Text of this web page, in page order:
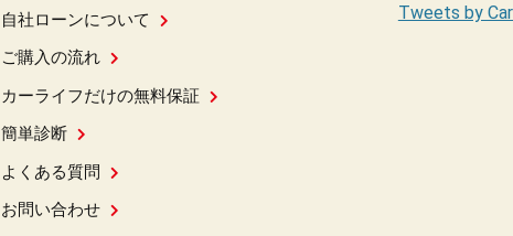
自社ローンについて
ご購入の流れ
カーライフだけの無料保証
簡単診断
よくある質問
お問い合わせ
Tweets by